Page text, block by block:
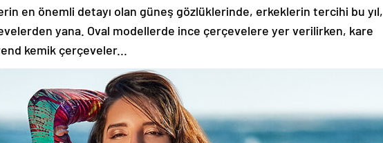
en önemli detayı olan güneş gözlüklerinde, erkeklerin tercihi bu yıl,
yana. Oval modellerde ince çerçevelere yer verilirken, kare
kemik çerçeveler...